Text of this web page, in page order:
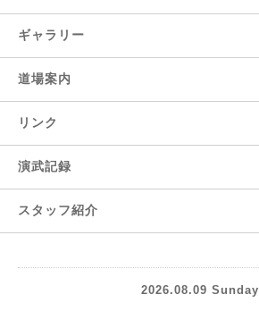
ギャラリー
道場案内
リンク
演武記録
スタッフ紹介
2026.08.09 Sunday